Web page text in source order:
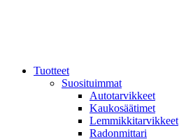
Tuotteet
Suosituimmat
Autotarvikkeet
Kaukosäätimet
Lemmikkitarvikkeet
Radonmittari